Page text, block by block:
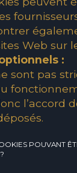
Web sur
:
sont pas
l’accord
POUVANT